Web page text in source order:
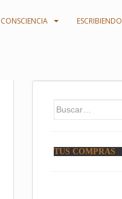
CONSCIENCIA ESCRIBIENDO
Buscar:
TUS COMPRAS